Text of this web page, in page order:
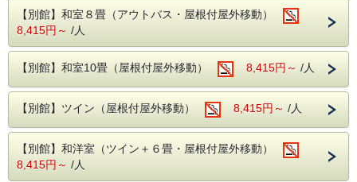
【夏休み限定】館内室内プールがオープン！
「移動でお疲れ気味…」「チェックイン後すぐ遊びたい！」
そんなご家族に嬉しい、天候を気にせず遊べる室内プールを
期間限定で営業します！
【期間】 2026年7月17日(金)～8月31日(月)
【別館】和室８畳（アウトバス・屋根付屋外移動）
8,415円～ /人
【別館】和室10畳（屋根付屋外移動） 8,415円～ /人
【別館】ツイン（屋根付屋外移動） 8,415円～ /人
【別館】和洋室（ツイン＋６畳・屋根付屋外移動）
8,415円～ /人